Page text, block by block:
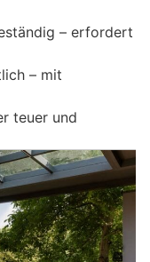
– erfordert
– mit
teuer und